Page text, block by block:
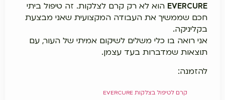
EVERCURE הוא לא רק קרם לצלקות. זה טיפול ביתי
חכם שממשיך את העבודה המקצועית שאני מבצעת
בקליניקה.
אני רואה בו כלי משלים לשיקום אמיתי של העור, עם
תוצאות שמדברות בעד עצמן.
להזמנה:
קרם לטיפול בצלקות EVERCURE